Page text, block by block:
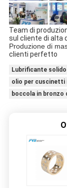
Team di
sul cliente di alta
Produzione di
clienti perfetto
Lubrificante
olio per cuscinetti
boccola in bronzo